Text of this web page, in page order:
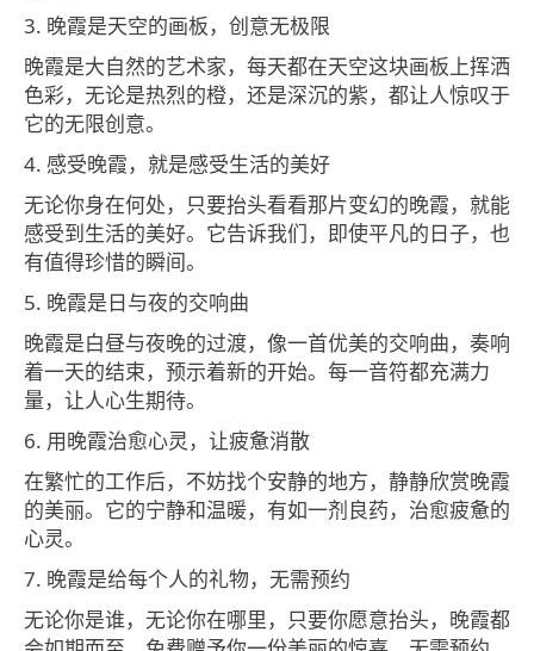
3. 晚霞是天空的画板，创意无极限
晚霞是大自然的艺术家，每天都在天空这块画板上挥洒
色彩，无论是热烈的橙，还是深沉的紫，都让人惊叹于
它的无限创意。
4. 感受晚霞，就是感受生活的美好
无论你身在何处，只要抬头看看那片变幻的晚霞，就能
感受到生活的美好。它告诉我们，即使平凡的日子，也
有值得珍惜的瞬间。
5. 晚霞是日与夜的交响曲
晚霞是白昼与夜晚的过渡，像一首优美的交响曲，奏响
着一天的结束，预示着新的开始。每一音符都充满力
量，让人心生期待。
6. 用晚霞治愈心灵，让疲惫消散
在繁忙的工作后，不妨找个安静的地方，静静欣赏晚霞
的美丽。它的宁静和温暖，有如一剂良药，治愈疲惫的
心灵。
7. 晚霞是给每个人的礼物，无需预约
无论你是谁，无论你在哪里，只要你愿意抬头，晚霞都